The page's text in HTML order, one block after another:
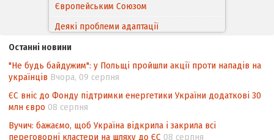
Європейським Cоюзом
Деякі проблеми адаптації
походження товарів відповідно до
Угоди про торговельні аспекти прав
інтелектуальної власності (TRIPS) у
контексті євроінтеграції
Аналіз виборчого законодавства щодо
невизначеності механізму повторного
Останні новини
"Не будь байдужим": у Польщі пройшли акції проти нападів на
українців Вчора, 09 серпня
ЄС вніс до Фонду підтримки енергетики України додаткові 30
млн євро 08 серпня
Вучич: бажаємо, щоб Україна відкрила і закрила всі
переговорні кластери на шляху до ЄС 08 серпня